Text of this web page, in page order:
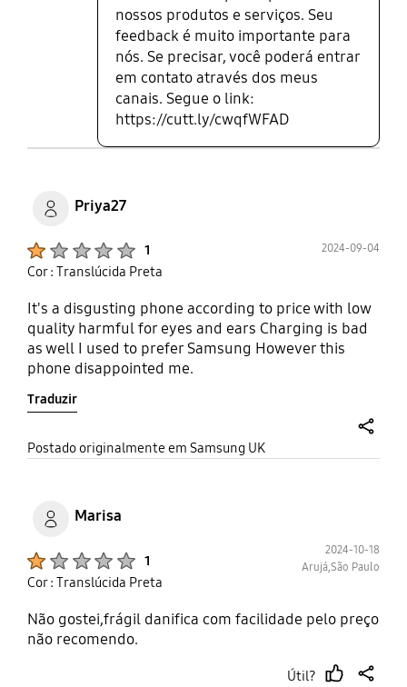
nossos produtos e serviços. Seu
feedback é muito importante para
nós. Se precisar, você poderá entrar
em contato através dos meus
canais. Segue o link:
https://cutt.ly/cwqfWFAD
Priya27
1 2024-09-04
Cor : Translúcida Preta
It's a disgusting phone according to price with low
quality harmful for eyes and ears Charging is bad
as well I used to prefer Samsung However this
phone disappointed me.
Traduzir
Postado originalmente em Samsung UK
Marisa
1
2024-10-18
Arujá,São Paulo
Cor : Translúcida Preta
Não gostei,frágil danifica com facilidade pelo preço
não recomendo.
Útil?